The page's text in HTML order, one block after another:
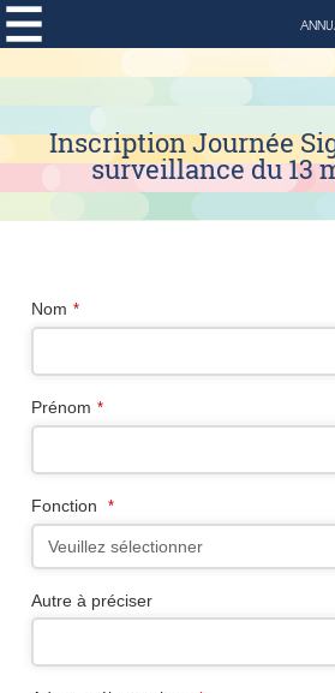
string(4) "page"
Inscription Journée
surveillance du 13
Nom *
Prénom *
Fonction *
Autre à préciser